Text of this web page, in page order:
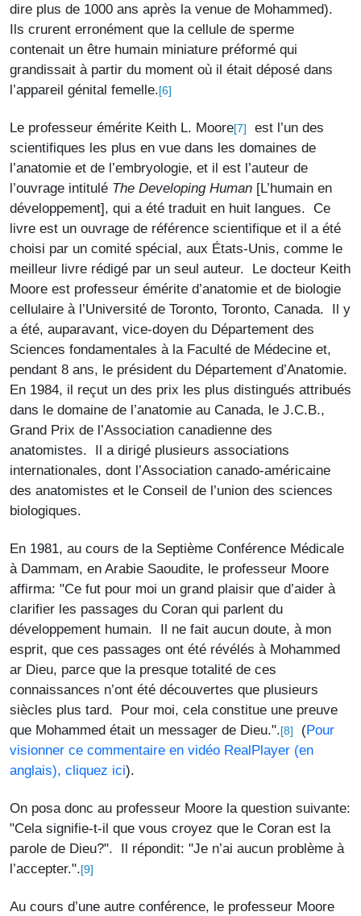
dire plus de 1000 ans après la venue de Mohammed).
Ils crurent erronément que la cellule de sperme
contenait un être humain miniature préformé qui
grandissait à partir du moment où il était déposé dans
l’appareil génital femelle.[6]
Le professeur émérite Keith L. Moore[7]
est l’un des
scientifiques les plus en vue dans les domaines de
l’anatomie et de l’embryologie, et il est l’auteur de
l’ouvrage intitulé The Developing Human [L’humain en
développement], qui a été traduit en huit langues. Ce
livre est un ouvrage de référence scientifique et il a été
choisi par un comité spécial, aux États-Unis, comme le
meilleur livre rédigé par un seul auteur. Le docteur Keith
Moore est professeur émérite d’anatomie et de biologie
cellulaire à l’Université de Toronto, Toronto, Canada. Il y
a été, auparavant, vice-doyen du Département des
Sciences fondamentales à la Faculté de Médecine et,
pendant 8 ans, le président du Département d’Anatomie.
En 1984, il reçut un des prix les plus distingués attribués
dans le domaine de l’anatomie au Canada, le J.C.B.,
Grand Prix de l’Association canadienne des
anatomistes. Il a dirigé plusieurs associations
internationales, dont l’Association canado-américaine
des anatomistes et le Conseil de l’union des sciences
biologiques.
En 1981, au cours de la Septième Conférence Médicale
à Dammam, en Arabie Saoudite, le professeur Moore
affirma: "Ce fut pour moi un grand plaisir que d’aider à
clarifier les passages du Coran qui parlent du
développement humain. Il ne fait aucun doute, à mon
esprit, que ces passages ont été révélés à Mohammed
ar Dieu, parce que la presque totalité de ces
connaissances n’ont été découvertes que plusieurs
siècles plus tard. Pour moi, cela constitue une preuve
que Mohammed était un messager de Dieu.".[8] (Pour
visionner ce commentaire en vidéo RealPlayer (en
anglais), cliquez ici).
On posa donc au professeur Moore la question suivante:
"Cela signifie-t-il que vous croyez que le Coran est la
parole de Dieu?". Il répondit: "Je n’ai aucun problème à
l’accepter.".[9]
Au cours d’une autre conférence, le professeur Moore